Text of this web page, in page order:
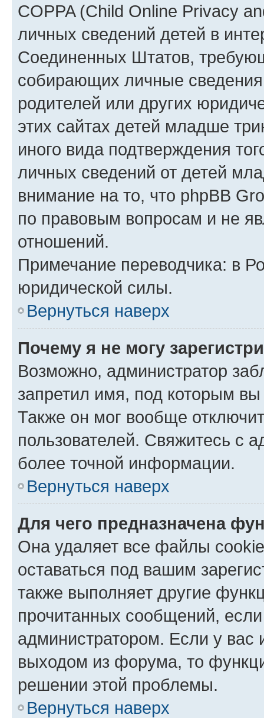
COPPA (Child Online Privacy
личных сведений детей в
Соединенных Штатов,
собирающих личные
родителей или других
этих сайтах детей младше
иного вида подтверждения
личных сведений от детей
внимание на то, что phpBB
по правовым вопросам и не
отношений.
Примечание переводчика: в
юридической силы.
Вернуться наверх
Почему я не могу
Возможно, администратор
запретил имя, под которым вы
Также он мог вообще
пользователей. Свяжитесь с
более точной информации.
Вернуться наверх
Для чего предназначена
Она удаляет все файлы
оставаться под вашим
также выполняет другие
прочитанных сообщений,
администратором. Если у
выходом из форума, то
решении этой проблемы.
Вернуться наверх